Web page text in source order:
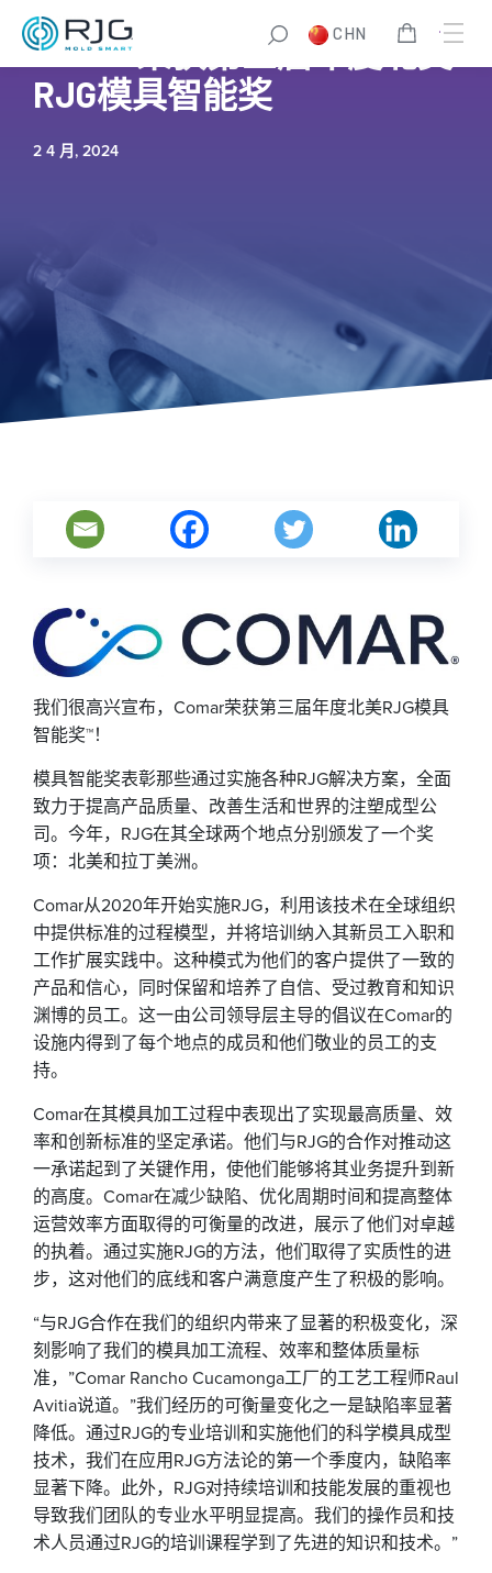
CHN
Comar荣获第三届年度北美
RJG模具智能奖
2 4 月, 2024
我们很高兴宣布，Comar荣获第三届年度北美RJG模具
智能奖™！
模具智能奖表彰那些通过实施各种RJG解决方案，全面
致力于提高产品质量、改善生活和世界的注塑成型公
司。今年，RJG在其全球两个地点分别颁发了一个奖
项：北美和拉丁美洲。
Comar从2020年开始实施RJG，利用该技术在全球组织
中提供标准的过程模型，并将培训纳入其新员工入职和
工作扩展实践中。这种模式为他们的客户提供了一致的
产品和信心，同时保留和培养了自信、受过教育和知识
渊博的员工。这一由公司领导层主导的倡议在Comar的
设施内得到了每个地点的成员和他们敬业的员工的支
持。
Comar在其模具加工过程中表现出了实现最高质量、效
率和创新标准的坚定承诺。他们与RJG的合作对推动这
一承诺起到了关键作用，使他们能够将其业务提升到新
的高度。Comar在减少缺陷、优化周期时间和提高整体
运营效率方面取得的可衡量的改进，展示了他们对卓越
的执着。通过实施RJG的方法，他们取得了实质性的进
步，这对他们的底线和客户满意度产生了积极的影响。
“与RJG合作在我们的组织内带来了显著的积极变化，深
刻影响了我们的模具加工流程、效率和整体质量标
准，”Comar Rancho Cucamonga工厂的工艺工程师Raul
Avitia说道。”我们经历的可衡量变化之一是缺陷率显著
降低。通过RJG的专业培训和实施他们的科学模具成型
技术，我们在应用RJG方法论的第一个季度内，缺陷率
显著下降。此外，RJG对持续培训和技能发展的重视也
导致我们团队的专业水平明显提高。我们的操作员和技
术人员通过RJG的培训课程学到了先进的知识和技术。”